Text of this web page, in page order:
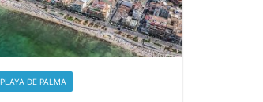
PLAYA DE PALMA